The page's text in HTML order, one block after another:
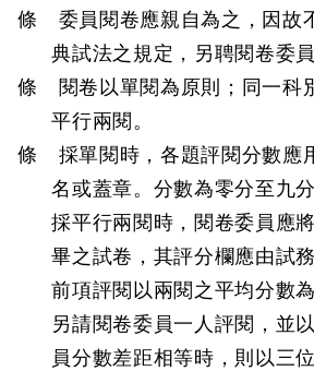
委員閱卷應親自為之，因故不
典試法之規定，另聘閱卷委員
閱卷以單閱為原則；同一科別
平行兩閱。
採單閱時，各題評閱分數應用
名或蓋章。分數為零分至九
採平行兩閱時，閱卷委員應
畢之試卷，其評分欄應由試
前項評閱以兩閱之平均分數
另請閱卷委員一人評閱，並
員分數差距相等時，則以三